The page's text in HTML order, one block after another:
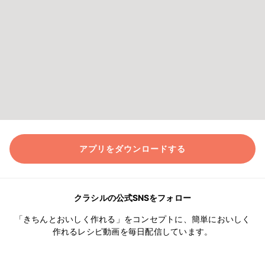
アプリをダウンロードする
クラシルの公式SNSをフォロー
「きちんとおいしく作れる」をコンセプトに、簡単においしく
作れるレシピ動画を毎日配信しています。